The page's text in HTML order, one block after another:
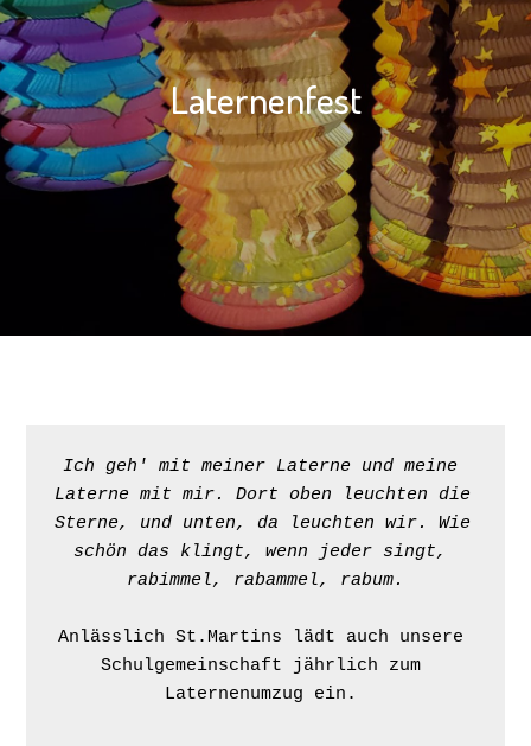
Laternenfest
Ich geh' mit meiner Laterne und meine
Laterne mit mir. Dort oben leuchten die
Sterne, und unten, da leuchten wir. Wie
schön das klingt, wenn jeder singt,
rabimmel, rabammel, rabum.
Anlässlich St.Martins lädt auch unsere
Schulgemeinschaft jährlich zum
Laternenumzug ein.